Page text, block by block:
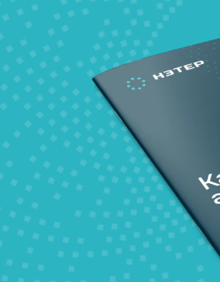
вопросы
каталог
и
в одном